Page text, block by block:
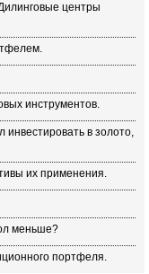
центры
инструментов.
инвестировать в золото,
их применения.
меньше?
портфеля.